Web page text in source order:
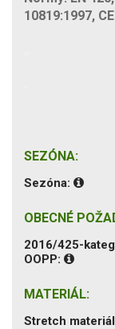
10819:1997,
SEZÓNA:
Sezóna:
OBECNÉ
2016/425-
OOPP:
MATERIÁL:
Stretch